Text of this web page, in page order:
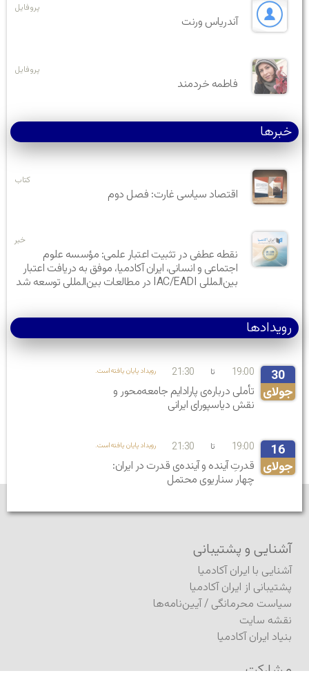
پروفایل
آندریاس ورنت
پروفایل
فاطمه خردمند
خبرها
کتاب
اقتصاد سیاسی غارت: فصل دوم
خبر
نقطه عطفی در تثبیت اعتبار علمی: مؤسسه علوم
اجتماعی و انسانی، ایران آکادمیا، موفق به دریافت اعتبار
بین‌المللی IAC/EADI در مطالعات بین‌المللی توسعه شد
رویدادها
30
جولای
19:00 تا 21:30 .رویداد پایان یافته‌است
تأملی درباره‌ی پارادایم جامعه‌محور و
نقش دیاسپورای ایرانی
16
جولای
19:00 تا 21:30 .رویداد پایان یافته‌است
قدرتِ آینده و آینده‌ی قدرت در ایران:
چهار سناریوی محتمل
آشنایی و پشتیبانی
آشنایی با ایران آکادمیا
پشتیبانی از ایران آکادمیا
سیاست محرمانگی /آیین‌نامه‌ها
نقشه سایت
بنیاد ایران آکادمیا
مشارکت